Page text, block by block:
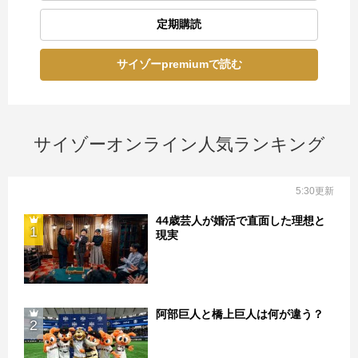
定期購読
サイゾーpremiumで読む
サイゾーオンライン人気ランキング
5:30更新
1
44歳芸人が婚活で直面した理想と
現実
2
阿部巨人と橋上巨人は何が違う？